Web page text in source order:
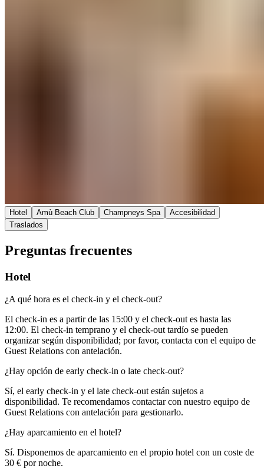
Hotel​​​​‌ ‍ ​‍​‍‌‍ ‌ ​‍‌‍‍‌‌‍‌ ‌‍‍‌‌‍ ‍​‍​‍​ ‍‍​‍​‍‌ ​ ‌‍​‌‌‍ ‍‌‍‍‌‌ ‌​‌ ‍‌​‍ ‍‌‍‍‌‌‍ ​‍​‍​‍ ​​‍​‍‌‍‍​‌ ​‍‌‍‌‌‌‍‌‍​‍​‍​ ‍‍​‍​‍‌‍‍​‌ ‌​‌ ‌​‌ ​​‌ ​ ​ ‍‍​‍ ​‍ ‌‍ ​​‍ ‌‌‍​‌‌‍ ‍‌‍‌​​‍ ‌‌ ​‍​‍ ‌‌‍‍​‌‍ ‌ ‌​‌‍‌‌‌‍ ​‌ ​ ​‍ ‌‌ ​ ‌ ‌​‌ ‌‌‌‍‌​‌‍‍‌‌‍ ​‍ ‍‌ ‌‍‌‍‌‌‌ ​‍‌‍​ ‌‍‌‌‌‍ ​​‍ ‍‌‍​‌‌ ​​‌ ​​​‍ ‌‍‍‌‌‍ ‍‌ ‌​‌‍‌‌‌‍ ‍‌ ‌​​‍ ‌‍‌‌‌‍‌​‌‍‍‌‌ ‌​​‍ ‌‍ ‌‌‍ ‌‍‌​‌‍‌‌​ ‌‌ ​​‌ ​‍‌‍‌‌‌ ​ ‌‍‌‌‌‍ ‍‌ ‌​‌‍​‌‌ ‌​‌‍‍‌‌‍ ‌‍ ‍​ ‍ ‌‍‍‌‌‍‌​​ ‌‌‍​‍‌‍‌‌‌‍​‍‌‍​ ​ ​​‌‍​ ​ ‌ ​ ‍‌​‍ ‌‌‍​‍‌‍​‌​ ‍‌​ ‌ ​‍ ‌​ ‌​​ ‌‌​ ​​​ ​‍​‍ ‌‌‍​‍​ ‌‌​ ‌​​ ‍​​‍ ‌​ ‍‌‌‍‌‌‌‍‌‌​ ​ ‌‍‌​​ ‌‌​ ‌ ​ ‌​‌‍‌‌‌‍​‌‌‍​‍​ ​‌​ ‍ ‌ ‌​‌ ‍‌‌ ​​‌‍‌‌​ ‌‌‍‍​‌‍ ‌ ‌​‌‍‌‌‌‍ ​‌‌​ ‌‍‍‌‌ ‌​‌‍‌‌‌‌​​‌‍​‌‌‍‌ ‌‍‌‌​ ‍ ‌ ​​‌‍​‌‌ ‌​‌‍‍​​ ‌‌ ​​‌‍​‌‌‍‌ ‌‍‌‌‌​​‍‌ ‌‌‌‍‍‌‌‍ ​‌‍‌​‌‍‌‌‌ ​‍​‍‌‌​ ‌‌‌​​‍‌‌ ‌‍‍ ‌‍‌‌‌ ‍‌​‍‌‌​ ​ ‌​‌​​‍‌‌​ ​ ‌​‌​​‍‌‌​ ​‍​ ​‍​ ‍​​ ‍​​ ‌‌​ ‌ ​ ‌‍‌‍​‍​ ‌​​ ‌‍​ ‌‍‌‍‌‍​ ‌‌‌‍‌​​‍‌‌​ ​‍​ ​‍​‍‌‌​ ‌‌‌​‌​​‍ ‍‌‍‌‍‌‍​‌‌ ​‌‌‌​ ‌‍‌‌‌‍​ ‌ ‌​‌‍‍‌‌‍ ‌‍ ‍‌ ​ ​‍‌‌​ ‌‌‌​​‍‌‌ ‌‍‍ ‌‍‌‌‌ ‍‌​‍‌‌​ ​ ‌​‌​​‍‌‌​ ​ ‌​‌​​‍‌‌​ ​‍​ ​‍​ ​‍​ ​​​ ‌​​ ‌​‌‍‌‍‌‍​ ​ ​​‌‍‌‍​ ‍‌​ ‍​‌‍‌‌​ ​‍​‍‌‌​ ​‍​ ​‍​‍‌‌​ ‌‌‌​‌​​‍ ‍‌ ​ ‌‍‌‌‌‍​ ‌ ‌​‌‍‍‌‌‍ ‌‍ ‍‌‌‌​‌‍‍‌‌ ‌​‌‍ ​‌‍‌‌​ ‌‍​‍‌‍​‌‌ ​ ‌‍‌‌‌‌‌‌‌ ​‍‌‍ ​​ ‌‌‍‍​‌ ‌​‌ ‌​‌ ​​‌ ​ ​‍‌‌​ ​ ‌​​‌​‍‌‌​ ​‍‌​‌‍​‍‌‌​ ​‍‌​‌‍‌‍ ​​‍ ‌‌‍​‌‌‍ ‍‌‍‌​​‍ ‌‌ ​‍​‍ ‌‌‍‍​‌‍ ‌ ‌​‌‍‌‌‌‍ ​‌ ​ ​‍ ‌‌ ​ ‌ ‌​‌ ‌‌‌‍‌​‌‍‍‌‌‍ ​‍ ‍‌ ‌‍‌‍‌‌‌ ​‍‌‍​ ‌‍‌‌‌‍ ​​‍ ‍‌‍​‌‌ ​​‌ ​​​‍‌‍‌‍‍‌‌‍‌​​ ‌‌‍​‍‌‍‌‌‌‍​‍‌‍​ ​ ​​‌‍​ ​ ‌ ​ ‍‌​‍ ‌‌‍​‍‌‍​‌​ ‍‌​ ‌ ​‍ ‌​ ‌​​ ‌‌​ ​​​ ​‍​‍ ‌‌‍​‍​ ‌‌​ ‌​​ ‍​​‍ ‌​ ‍‌‌‍‌‌‌‍‌‌​ ​ ‌‍‌​​ ‌‌​ ‌ ​ ‌​‌‍‌‌‌‍​‌‌‍​‍​ ​‌​‍‌‍‌ ‌​‌ ‍‌‌ ​​‌‍‌‌​ ‌‌‍‍​‌‍ ‌ ‌​‌‍‌‌‌‍ ​‌‌​ ‌‍‍‌‌ ‌​‌‍‌‌‌‌​​‌‍​‌‌‍‌ ‌‍‌‌​‍‌‍‌ ​​‌‍​‌‌ ‌​‌‍‍​​ ‌‌ ​​‌‍​‌‌‍‌ ‌‍‌‌‌​​‍‌ ‌‌‌‍‍‌‌‍ ​‌‍‌​‌‍‌‌‌ ​‍​‍‌‌​ ‌‌‌​​‍‌‌ ‌‍‍ ‌‍‌‌‌ ‍‌​‍‌‌​ ​ ‌​‌​​‍‌‌​ ​ ‌​‌​​‍‌‌​ ​‍​ ​‍​ ‍​​ ‍​​ ‌‌​ ‌ ​ ‌‍‌‍​‍​ ‌​​ ‌‍​ ‌‍‌‍‌‍​ ‌‌‌‍‌​​‍‌‌​ ​‍​ ​‍​‍‌‌​ ‌‌‌​‌​​‍ ‍‌‍‌‍‌‍​‌‌ ​‌‌‌​ ‌‍‌‌‌‍​ ‌ ‌​‌‍‍‌‌‍ ‌‍ ‍‌ ​ ​‍‌‌​ ‌‌‌​​‍‌‌ ‌‍‍ ‌‍‌‌‌ ‍‌​‍‌‌​ ​ ‌​‌​​‍‌‌​ ​ ‌​‌​​‍‌‌​ ​‍​ ​‍​ ​‍​ ​​​ ‌​​ ‌​‌‍‌‍‌‍​ ​ ​​‌‍‌‍​ ‍‌​ ‍​‌‍‌‌​ ​‍​‍‌‌​ ​‍​ ​‍​‍‌‌​ ‌‌‌​‌​​‍ ‍‌ ​ ‌‍‌‌‌‍​ ‌ ‌​‌‍‍‌‌‍ ‌‍ ‍‌‌‌​‌‍‍‌‌ ‌​‌‍ ​‌‍‌‌​‍‌‍‌ ​​‌‍‌‌‌ ​‍‌ ​ ‌ ​​‌‍‌‌‌‍​ ‌ ‌​‌‍‍‌‌ ‌‍‌‍‌‌​ ‌‌ ​​‌ ‌‌‌‍​‍‌‍ ​‌‍‍‌‌ ​ ‌‍‍​‌‍‌‌‌‍‌​​‍​‍‌ ‌ Amù Beach Club​​​​‌ ‍ ​‍​‍‌‍ ‌ ​‍‌‍‍‌‌‍‌ ‌‍‍‌‌‍ ‍​‍​‍​ ‍‍​‍​‍‌ ​ ‌‍​‌‌‍ ‍‌‍‍‌‌ ‌​‌ ‍‌​‍ ‍‌‍‍‌‌‍ ​‍​‍​‍ ​​‍​‍‌‍‍​‌ ​‍‌‍‌‌‌‍‌‍​‍​‍​ ‍‍​‍​‍‌‍‍​‌ ‌​‌ ‌​‌ ​​‌ ​ ​ ‍‍​‍ ​‍ ‌‍ ​​‍ ‌‌‍​‌‌‍ ‍‌‍‌​​‍ ‌‌ ​‍​‍ ‌‌‍‍​‌‍ ‌ ‌​‌‍‌‌‌‍ ​‌ ​ ​‍ ‌‌ ​ ‌ ‌​‌ ‌‌‌‍‌​‌‍‍‌‌‍ ​‍ ‍‌ ‌‍‌‍‌‌‌ ​‍‌‍​ ‌‍‌‌‌‍ ​​‍ ‍‌‍​‌‌ ​​‌ ​​​‍ ‌‍‍‌‌‍ ‍‌ ‌​‌‍‌‌‌‍ ‍‌ ‌​​‍ ‌‍‌‌‌‍‌​‌‍‍‌‌ ‌​​‍ ‌‍ ‌‌‍ ‌‍‌​‌‍‌‌​ ‌‌ ​​‌ ​‍‌‍‌‌‌ ​ ‌‍‌‌‌‍ ‍‌ ‌​‌‍​‌‌ ‌​‌‍‍‌‌‍ ‌‍ ‍​ ‍ ‌‍‍‌‌‍‌​​ ‌‌‍​‍‌‍‌‌‌‍​‍‌‍​ ​ ​​‌‍​ ​ ‌ ​ ‍‌​‍ ‌‌‍​‍‌‍​‌​ ‍‌​ ‌ ​‍ ‌​ ‌​​ ‌‌​ ​​​ ​‍​‍ ‌‌‍​‍​ ‌‌​ ‌​​ ‍​​‍ ‌​ ‍‌‌‍‌‌‌‍‌‌​ ​ ‌‍‌​​ ‌‌​ ‌ ​ ‌​‌‍‌‌‌‍​‌‌‍​‍​ ​‌​ ‍ ‌ ‌​‌ ‍‌‌ ​​‌‍‌‌​ ‌‌‍‍​‌‍ ‌ ‌​‌‍‌‌‌‍ ​‌‌​ ‌‍‍‌‌ ‌​‌‍‌‌‌‌​​‌‍​‌‌‍‌ ‌‍‌‌​ ‍ ‌ ​​‌‍​‌‌ ‌​‌‍‍​​ ‌‌ ​​‌‍​‌‌‍‌ ‌‍‌‌‌​​‍‌ ‌‌‌‍‍‌‌‍ ​‌‍‌​‌‍‌‌‌ ​‍​‍‌‌​ ‌‌‌​​‍‌‌ ‌‍‍ ‌‍‌‌‌ ‍‌​‍‌‌​ ​ ‌​‌​​‍‌‌​ ​ ‌​‌​​‍‌‌​ ​‍​ ​‍​ ‍​​ ‍​​ ‌‌​ ‌ ​ ‌‍‌‍​‍​ ‌​​ ‌‍​ ‌‍‌‍‌‍​ ‌‌‌‍‌​​‍‌‌​ ​‍​ ​‍​‍‌‌​ ‌‌‌​‌​​‍ ‍‌‍‌‍‌‍​‌‌ ​‌‌‌​ ‌‍‌‌‌‍​ ‌ ‌​‌‍‍‌‌‍ ‌‍ ‍‌ ​ ​‍‌‌​ ‌‌‌​​‍‌‌ ‌‍‍ ‌‍‌‌‌ ‍‌​‍‌‌​ ​ ‌​‌​​‍‌‌​ ​ ‌​‌​​‍‌‌​ ​‍​ ​‍‌‍​ ​ ‍​‌‍​‍‌‍​‍​ ‌ ‌‍​ ‌‍​‌‌‍​ ​ ​ ‌‍​ ​ ‍‌​ ‌ ​‍‌‌​ ​‍​ ​‍​‍‌‌​ ‌‌‌​‌​​‍ ‍‌ ​ ‌‍‌‌‌‍​ ‌ ‌​‌‍‍‌‌‍ ‌‍ ‍‌‌‌​‌‍‍‌‌ ‌​‌‍ ​‌‍‌‌​ ‌‍​‍‌‍​‌‌ ​ ‌‍‌‌‌‌‌‌‌ ​‍‌‍ ​​ ‌‌‍‍​‌ ‌​‌ ‌​‌ ​​‌ ​ ​‍‌‌​ ​ ‌​​‌​‍‌‌​ ​‍‌​‌‍​‍‌‌​ ​‍‌​‌‍‌‍ ​​‍ ‌‌‍​‌‌‍ ‍‌‍‌​​‍ ‌‌ ​‍​‍ ‌‌‍‍​‌‍ ‌ ‌​‌‍‌‌‌‍ ​‌ ​ ​‍ ‌‌ ​ ‌ ‌​‌ ‌‌‌‍‌​‌‍‍‌‌‍ ​‍ ‍‌ ‌‍‌‍‌‌‌ ​‍‌‍​ ‌‍‌‌‌‍ ​​‍ ‍‌‍​‌‌ ​​‌ ​​​‍‌‍‌‍‍‌‌‍‌​​ ‌‌‍​‍‌‍‌‌‌‍​‍‌‍​ ​ ​​‌‍​ ​ ‌ ​ ‍‌​‍ ‌‌‍​‍‌‍​‌​ ‍‌​ ‌ ​‍ ‌​ ‌​​ ‌‌​ ​​​ ​‍​‍ ‌‌‍​‍​ ‌‌​ ‌​​ ‍​​‍ ‌​ ‍‌‌‍‌‌‌‍‌‌​ ​ ‌‍‌​​ ‌‌​ ‌ ​ ‌​‌‍‌‌‌‍​‌‌‍​‍​ ​‌​‍‌‍‌ ‌​‌ ‍‌‌ ​​‌‍‌‌​ ‌‌‍‍​‌‍ ‌ ‌​‌‍‌‌‌‍ ​‌‌​ ‌‍‍‌‌ ‌​‌‍‌‌‌‌​​‌‍​‌‌‍‌ ‌‍‌‌​‍‌‍‌ ​​‌‍​‌‌ ‌​‌‍‍​​ ‌‌ ​​‌‍​‌‌‍‌ ‌‍‌‌‌​​‍‌ ‌‌‌‍‍‌‌‍ ​‌‍‌​‌‍‌‌‌ ​‍​‍‌‌​ ‌‌‌​​‍‌‌ ‌‍‍ ‌‍‌‌‌ ‍‌​‍‌‌​ ​ ‌​‌​​‍‌‌​ ​ ‌​‌​​‍‌‌​ ​‍​ ​‍​ ‍​​ ‍​​ ‌‌​ ‌ ​ ‌‍‌‍​‍​ ‌​​ ‌‍​ ‌‍‌‍‌‍​ ‌‌‌‍‌​​‍‌‌​ ​‍​ ​‍​‍‌‌​ ‌‌‌​‌​​‍ ‍‌‍‌‍‌‍​‌‌ ​‌‌‌​ ‌‍‌‌‌‍​ ‌ ‌​‌‍‍‌‌‍ ‌‍ ‍‌ ​ ​‍‌‌​ ‌‌‌​​‍‌‌ ‌‍‍ ‌‍‌‌‌ ‍‌​‍‌‌​ ​ ‌​‌​​‍‌‌​ ​ ‌​‌​​‍‌‌​ ​‍​ ​‍‌‍​ ​ ‍​‌‍​‍‌‍​‍​ ‌ ‌‍​ ‌‍​‌‌‍​ ​ ​ ‌‍​ ​ ‍‌​ ‌ ​‍‌‌​ ​‍​ ​‍​‍‌‌​ ‌‌‌​‌​​‍ ‍‌ ​ ‌‍‌‌‌‍​ ‌ ‌​‌‍‍‌‌‍ ‌‍ ‍‌‌‌​‌‍‍‌‌ ‌​‌‍ ​‌‍‌‌​‍‌‍‌ ​​‌‍‌‌‌ ​‍‌ ​ ‌ ​​‌‍‌‌‌‍​ ‌ ‌​‌‍‍‌‌ ‌‍‌‍‌‌​ ‌‌ ​​‌ ‌‌‌‍​‍‌‍ ​‌‍‍‌‌ ​ ‌‍‍​‌‍‌‌‌‍‌​​‍​‍‌ ‌ Champneys Spa​​​​‌ ‍ ​‍​‍‌‍ ‌ ​‍‌‍‍‌‌‍‌ ‌‍‍‌‌‍ ‍​‍​‍​ ‍‍​‍​‍‌ ​ ‌‍​‌‌‍ ‍‌‍‍‌‌ ‌​‌ ‍‌​‍ ‍‌‍‍‌‌‍ ​‍​‍​‍ ​​‍​‍‌‍‍​‌ ​‍‌‍‌‌‌‍‌‍​‍​‍​ ‍‍​‍​‍‌‍‍​‌ ‌​‌ ‌​‌ ​​‌ ​ ​ ‍‍​‍ ​‍ ‌‍ ​​‍ ‌‌‍​‌‌‍ ‍‌‍‌​​‍ ‌‌ ​‍​‍ ‌‌‍‍​‌‍ ‌ ‌​‌‍‌‌‌‍ ​‌ ​ ​‍ ‌‌ ​ ‌ ‌​‌ ‌‌‌‍‌​‌‍‍‌‌‍ ​‍ ‍‌ ‌‍‌‍‌‌‌ ​‍‌‍​ ‌‍‌‌‌‍ ​​‍ ‍‌‍​‌‌ ​​‌ ​​​‍ ‌‍‍‌‌‍ ‍‌ ‌​‌‍‌‌‌‍ ‍‌ ‌​​‍ ‌‍‌‌‌‍‌​‌‍‍‌‌ ‌​​‍ ‌‍ ‌‌‍ ‌‍‌​‌‍‌‌​ ‌‌ ​​‌ ​‍‌‍‌‌‌ ​ ‌‍‌‌‌‍ ‍‌ ‌​‌‍​‌‌ ‌​‌‍‍‌‌‍ ‌‍ ‍​ ‍ ‌‍‍‌‌‍‌​​ ‌‌‍​‍‌‍‌‌‌‍​‍‌‍​ ​ ​​‌‍​ ​ ‌ ​ ‍‌​‍ ‌‌‍​‍‌‍​‌​ ‍‌​ ‌ ​‍ ‌​ ‌​​ ‌‌​ ​​​ ​‍​‍ ‌‌‍​‍​ ‌‌​ ‌​​ ‍​​‍ ‌​ ‍‌‌‍‌‌‌‍‌‌​ ​ ‌‍‌​​ ‌‌​ ‌ ​ ‌​‌‍‌‌‌‍​‌‌‍​‍​ ​‌​ ‍ ‌ ‌​‌ ‍‌‌ ​​‌‍‌‌​ ‌‌‍‍​‌‍ ‌ ‌​‌‍‌‌‌‍ ​‌‌​ ‌‍‍‌‌ ‌​‌‍‌‌‌‌​​‌‍​‌‌‍‌ ‌‍‌‌​ ‍ ‌ ​​‌‍​‌‌ ‌​‌‍‍​​ ‌‌ ​​‌‍​‌‌‍‌ ‌‍‌‌‌​​‍‌ ‌‌‌‍‍‌‌‍ ​‌‍‌​‌‍‌‌‌ ​‍​‍‌‌​ ‌‌‌​​‍‌‌ ‌‍‍ ‌‍‌‌‌ ‍‌​‍‌‌​ ​ ‌​‌​​‍‌‌​ ​ ‌​‌​​‍‌‌​ ​‍​ ​‍​ ‍​​ ‍​​ ‌‌​ ‌ ​ ‌‍‌‍​‍​ ‌​​ ‌‍​ ‌‍‌‍‌‍​ ‌‌‌‍‌​​‍‌‌​ ​‍​ ​‍​‍‌‌​ ‌‌‌​‌​​‍ ‍‌‍‌‍‌‍​‌‌ ​‌‌‌​ ‌‍‌‌‌‍​ ‌ ‌​‌‍‍‌‌‍ ‌‍ ‍‌ ​ ​‍‌‌​ ‌‌‌​​‍‌‌ ‌‍‍ ‌‍‌‌‌ ‍‌​‍‌‌​ ​ ‌​‌​​‍‌‌​ ​ ‌​‌​​‍‌‌​ ​‍​ ​‍‌‍‌‌​ ​ ​ ‍‌​ ‍​‌‍​ ​ ‌ ​ ‌‍‌‍‌​​ ​ ‌‍​ ‌‍​ ​ ​‍​‍‌‌​ ​‍​ ​‍​‍‌‌​ ‌‌‌​‌​​‍ ‍‌ ​ ‌‍‌‌‌‍​ ‌ ‌​‌‍‍‌‌‍ ‌‍ ‍‌‌‌​‌‍‍‌‌ ‌​‌‍ ​‌‍‌‌​ ‌‍​‍‌‍​‌‌ ​ ‌‍‌‌‌‌‌‌‌ ​‍‌‍ ​​ ‌‌‍‍​‌ ‌​‌ ‌​‌ ​​‌ ​ ​‍‌‌​ ​ ‌​​‌​‍‌‌​ ​‍‌​‌‍​‍‌‌​ ​‍‌​‌‍‌‍ ​​‍ ‌‌‍​‌‌‍ ‍‌‍‌​​‍ ‌‌ ​‍​‍ ‌‌‍‍​‌‍ ‌ ‌​‌‍‌‌‌‍ ​‌ ​ ​‍ ‌‌ ​ ‌ ‌​‌ ‌‌‌‍‌​‌‍‍‌‌‍ ​‍ ‍‌ ‌‍‌‍‌‌‌ ​‍‌‍​ ‌‍‌‌‌‍ ​​‍ ‍‌‍​‌‌ ​​‌ ​​​‍‌‍‌‍‍‌‌‍‌​​ ‌‌‍​‍‌‍‌‌‌‍​‍‌‍​ ​ ​​‌‍​ ​ ‌ ​ ‍‌​‍ ‌‌‍​‍‌‍​‌​ ‍‌​ ‌ ​‍ ‌​ ‌​​ ‌‌​ ​​​ ​‍​‍ ‌‌‍​‍​ ‌‌​ ‌​​ ‍​​‍ ‌​ ‍‌‌‍‌‌‌‍‌‌​ ​ ‌‍‌​​ ‌‌​ ‌ ​ ‌​‌‍‌‌‌‍​‌‌‍​‍​ ​‌​‍‌‍‌ ‌​‌ ‍‌‌ ​​‌‍‌‌​ ‌‌‍‍​‌‍ ‌ ‌​‌‍‌‌‌‍ ​‌‌​ ‌‍‍‌‌ ‌​‌‍‌‌‌‌​​‌‍​‌‌‍‌ ‌‍‌‌​‍‌‍‌ ​​‌‍​‌‌ ‌​‌‍‍​​ ‌‌ ​​‌‍​‌‌‍‌ ‌‍‌‌‌​​‍‌ ‌‌‌‍‍‌‌‍ ​‌‍‌​‌‍‌‌‌ ​‍​‍‌‌​ ‌‌‌​​‍‌‌ ‌‍‍ ‌‍‌‌‌ ‍‌​‍‌‌​ ​ ‌​‌​​‍‌‌​ ​ ‌​‌​​‍‌‌​ ​‍​ ​‍​ ‍​​ ‍​​ ‌‌​ ‌ ​ ‌‍‌‍​‍​ ‌​​ ‌‍​ ‌‍‌‍‌‍​ ‌‌‌‍‌​​‍‌‌​ ​‍​ ​‍​‍‌‌​ ‌‌‌​‌​​‍ ‍‌‍‌‍‌‍​‌‌ ​‌‌‌​ ‌‍‌‌‌‍​ ‌ ‌​‌‍‍‌‌‍ ‌‍ ‍‌ ​ ​‍‌‌​ ‌‌‌​​‍‌‌ ‌‍‍ ‌‍‌‌‌ ‍‌​‍‌‌​ ​ ‌​‌​​‍‌‌​ ​ ‌​‌​​‍‌‌​ ​‍​ ​‍‌‍‌‌​ ​ ​ ‍‌​ ‍​‌‍​ ​ ‌ ​ ‌‍‌‍‌​​ ​ ‌‍​ ‌‍​ ​ ​‍​‍‌‌​ ​‍​ ​‍​‍‌‌​ ‌‌‌​‌​​‍ ‍‌ ​ ‌‍‌‌‌‍​ ‌ ‌​‌‍‍‌‌‍ ‌‍ ‍‌‌‌​‌‍‍‌‌ ‌​‌‍ ​‌‍‌‌​‍‌‍‌ ​​‌‍‌‌‌ ​‍‌ ​ ‌ ​​‌‍‌‌‌‍​ ‌ ‌​‌‍‍‌‌ ‌‍‌‍‌‌​ ‌‌ ​​‌ ‌‌‌‍​‍‌‍ ​‌‍‍‌‌ ​ ‌‍‍​‌‍‌‌‌‍‌​​‍​‍‌ ‌
Accesibilidad​​​​‌ ‍ ​‍​‍‌‍ ‌ ​‍‌‍‍‌‌‍‌ ‌‍‍‌‌‍ ‍​‍​‍​ ‍‍​‍​‍‌ ​ ‌‍​‌‌‍ ‍‌‍‍‌‌ ‌​‌ ‍‌​‍ ‍‌‍‍‌‌‍ ​‍​‍​‍ ​​‍​‍‌‍‍​‌ ​‍‌‍‌‌‌‍‌‍​‍​‍​ ‍‍​‍​‍‌‍‍​‌ ‌​‌ ‌​‌ ​​‌ ​ ​ ‍‍​‍ ​‍ ‌‍ ​​‍ ‌‌‍​‌‌‍ ‍‌‍‌​​‍ ‌‌ ​‍​‍ ‌‌‍‍​‌‍ ‌ ‌​‌‍‌‌‌‍ ​‌ ​ ​‍ ‌‌ ​ ‌ ‌​‌ ‌‌‌‍‌​‌‍‍‌‌‍ ​‍ ‍‌ ‌‍‌‍‌‌‌ ​‍‌‍​ ‌‍‌‌‌‍ ​​‍ ‍‌‍​‌‌ ​​‌ ​​​‍ ‌‍‍‌‌‍ ‍‌ ‌​‌‍‌‌‌‍ ‍‌ ‌​​‍ ‌‍‌‌‌‍‌​‌‍‍‌‌ ‌​​‍ ‌‍ ‌‌‍ ‌‍‌​‌‍‌‌​ ‌‌ ​​‌ ​‍‌‍‌‌‌ ​ ‌‍‌‌‌‍ ‍‌ ‌​‌‍​‌‌ ‌​‌‍‍‌‌‍ ‌‍ ‍​ ‍ ‌‍‍‌‌‍‌​​ ‌‌‍​‍‌‍‌‌‌‍​‍‌‍​ ​ ​​‌‍​ ​ ‌ ​ ‍‌​‍ ‌‌‍​‍‌‍​‌​ ‍‌​ ‌ ​‍ ‌​ ‌​​ ‌‌​ ​​​ ​‍​‍ ‌‌‍​‍​ ‌‌​ ‌​​ ‍​​‍ ‌​ ‍‌‌‍‌‌‌‍‌‌​ ​ ‌‍‌​​ ‌‌​ ‌ ​ ‌​‌‍‌‌‌‍​‌‌‍​‍​ ​‌​ ‍ ‌ ‌​‌ ‍‌‌ ​​‌‍‌‌​ ‌‌‍‍​‌‍ ‌ ‌​‌‍‌‌‌‍ ​‌‌​ ‌‍‍‌‌ ‌​‌‍‌‌‌‌​​‌‍​‌‌‍‌ ‌‍‌‌​ ‍ ‌ ​​‌‍​‌‌ ‌​‌‍‍​​ ‌‌ ​​‌‍​‌‌‍‌ ‌‍‌‌‌​​‍‌ ‌‌‌‍‍‌‌‍ ​‌‍‌​‌‍‌‌‌ ​‍​‍‌‌​ ‌‌‌​​‍‌‌ ‌‍‍ ‌‍‌‌‌ ‍‌​‍‌‌​ ​ ‌​‌​​‍‌‌​ ​ ‌​‌​​‍‌‌​ ​‍​ ​‍​ ‍​​ ‍​​ ‌‌​ ‌ ​ ‌‍‌‍​‍​ ‌​​ ‌‍​ ‌‍‌‍‌‍​ ‌‌‌‍‌​​‍‌‌​ ​‍​ ​‍​‍‌‌​ ‌‌‌​‌​​‍ ‍‌‍‌‍‌‍​‌‌ ​‌‌‌​ ‌‍‌‌‌‍​ ‌ ‌​‌‍‍‌‌‍ ‌‍ ‍‌ ​ ​‍‌‌​ ‌‌‌​​‍‌‌ ‌‍‍ ‌‍‌‌‌ ‍‌​‍‌‌​ ​ ‌​‌​​‍‌‌​ ​ ‌​‌​​‍‌‌​ ​‍​ ​‍​ ‍‌​ ‌ ​ ‍​‌‍‌‌​ ‌‌​ ‌‍​ ​ ‌‍‌​​ ‌​‌‍‌‍​ ​ ‌‍​ ​‍‌‌​ ​‍​ ​‍​‍‌‌​ ‌‌‌​‌​​‍ ‍‌ ​ ‌‍‌‌‌‍​ ‌ ‌​‌‍‍‌‌‍ ‌‍ ‍‌‌‌​‌‍‍‌‌ ‌​‌‍ ​‌‍‌‌​ ‌‍​‍‌‍​‌‌ ​ ‌‍‌‌‌‌‌‌‌ ​‍‌‍ ​​ ‌‌‍‍​‌ ‌​‌ ‌​‌ ​​‌ ​ ​‍‌‌​ ​ ‌​​‌​‍‌‌​ ​‍‌​‌‍​‍‌‌​ ​‍‌​‌‍‌‍ ​​‍ ‌‌‍​‌‌‍ ‍‌‍‌​​‍ ‌‌ ​‍​‍ ‌‌‍‍​‌‍ ‌ ‌​‌‍‌‌‌‍ ​‌ ​ ​‍ ‌‌ ​ ‌ ‌​‌ ‌‌‌‍‌​‌‍‍‌‌‍ ​‍ ‍‌ ‌‍‌‍‌‌‌ ​‍‌‍​ ‌‍‌‌‌‍ ​​‍ ‍‌‍​‌‌ ​​‌ ​​​‍‌‍‌‍‍‌‌‍‌​​ ‌‌‍​‍‌‍‌‌‌‍​‍‌‍​ ​ ​​‌‍​ ​ ‌ ​ ‍‌​‍ ‌‌‍​‍‌‍​‌​ ‍‌​ ‌ ​‍ ‌​ ‌​​ ‌‌​ ​​​ ​‍​‍ ‌‌‍​‍​ ‌‌​ ‌​​ ‍​​‍ ‌​ ‍‌‌‍‌‌‌‍‌‌​ ​ ‌‍‌​​ ‌‌​ ‌ ​ ‌​‌‍‌‌‌‍​‌‌‍​‍​ ​‌​‍‌‍‌ ‌​‌ ‍‌‌ ​​‌‍‌‌​ ‌‌‍‍​‌‍ ‌ ‌​‌‍‌‌‌‍ ​‌‌​ ‌‍‍‌‌ ‌​‌‍‌‌‌‌​​‌‍​‌‌‍‌ ‌‍‌‌​‍‌‍‌ ​​‌‍​‌‌ ‌​‌‍‍​​ ‌‌ ​​‌‍​‌‌‍‌ ‌‍‌‌‌​​‍‌ ‌‌‌‍‍‌‌‍ ​‌‍‌​‌‍‌‌‌ ​‍​‍‌‌​ ‌‌‌​​‍‌‌ ‌‍‍ ‌‍‌‌‌ ‍‌​‍‌‌​ ​ ‌​‌​​‍‌‌​ ​ ‌​‌​​‍‌‌​ ​‍​ ​‍​ ‍​​ ‍​​ ‌‌​ ‌ ​ ‌‍‌‍​‍​ ‌​​ ‌‍​ ‌‍‌‍‌‍​ ‌‌‌‍‌​​‍‌‌​ ​‍​ ​‍​‍‌‌​ ‌‌‌​‌​​‍ ‍‌‍‌‍‌‍​‌‌ ​‌‌‌​ ‌‍‌‌‌‍​ ‌ ‌​‌‍‍‌‌‍ ‌‍ ‍‌ ​ ​‍‌‌​ ‌‌‌​​‍‌‌ ‌‍‍ ‌‍‌‌‌ ‍‌​‍‌‌​ ​ ‌​‌​​‍‌‌​ ​ ‌​‌​​‍‌‌​ ​‍​ ​‍​ ‍‌​ ‌ ​ ‍​‌‍‌‌​ ‌‌​ ‌‍​ ​ ‌‍‌​​ ‌​‌‍‌‍​ ​ ‌‍​ ​‍‌‌​ ​‍​ ​‍​‍‌‌​ ‌‌‌​‌​​‍ ‍‌ ​ ‌‍‌‌‌‍​ ‌ ‌​‌‍‍‌‌‍ ‌‍ ‍‌‌‌​‌‍‍‌‌ ‌​‌‍ ​‌‍‌‌​‍‌‍‌ ​​‌‍‌‌‌ ​‍‌ ​ ‌ ​​‌‍‌‌‌‍​ ‌ ‌​‌‍‍‌‌ ‌‍‌‍‌‌​ ‌‌ ​​‌ ‌‌‌‍​‍‌‍ ​‌‍‍‌‌ ​ ‌‍‍​‌‍‌‌‌‍‌​​‍​‍‌ ‌
Traslados​​​​‌ ‍ ​‍​‍‌‍ ‌ ​‍‌‍‍‌‌‍‌ ‌‍‍‌‌‍ ‍​‍​‍​ ‍‍​‍​‍‌ ​ ‌‍​‌‌‍ ‍‌‍‍‌‌ ‌​‌ ‍‌​‍ ‍‌‍‍‌‌‍ ​‍​‍​‍ ​​‍​‍‌‍‍​‌ ​‍‌‍‌‌‌‍‌‍​‍​‍​ ‍‍​‍​‍‌‍‍​‌ ‌​‌ ‌​‌ ​​‌ ​ ​ ‍‍​‍ ​‍ ‌‍ ​​‍ ‌‌‍​‌‌‍ ‍‌‍‌​​‍ ‌‌ ​‍​‍ ‌‌‍‍​‌‍ ‌ ‌​‌‍‌‌‌‍ ​‌ ​ ​‍ ‌‌ ​ ‌ ‌​‌ ‌‌‌‍‌​‌‍‍‌‌‍ ​‍ ‍‌ ‌‍‌‍‌‌‌ ​‍‌‍​ ‌‍‌‌‌‍ ​​‍ ‍‌‍​‌‌ ​​‌ ​​​‍ ‌‍‍‌‌‍ ‍‌ ‌​‌‍‌‌‌‍ ‍‌ ‌​​‍ ‌‍‌‌‌‍‌​‌‍‍‌‌ ‌​​‍ ‌‍ ‌‌‍ ‌‍‌​‌‍‌‌​ ‌‌ ​​‌ ​‍‌‍‌‌‌ ​ ‌‍‌‌‌‍ ‍‌ ‌​‌‍​‌‌ ‌​‌‍‍‌‌‍ ‌‍ ‍​ ‍ ‌‍‍‌‌‍‌​​ ‌‌‍​‍‌‍‌‌‌‍​‍‌‍​ ​ ​​‌‍​ ​ ‌ ​ ‍‌​‍ ‌‌‍​‍‌‍​‌​ ‍‌​ ‌ ​‍ ‌​ ‌​​ ‌‌​ ​​​ ​‍​‍ ‌‌‍​‍​ ‌‌​ ‌​​ ‍​​‍ ‌​ ‍‌‌‍‌‌‌‍‌‌​ ​ ‌‍‌​​ ‌‌​ ‌ ​ ‌​‌‍‌‌‌‍​‌‌‍​‍​ ​‌​ ‍ ‌ ‌​‌ ‍‌‌ ​​‌‍‌‌​ ‌‌‍‍​‌‍ ‌ ‌​‌‍‌‌‌‍ ​‌‌​ ‌‍‍‌‌ ‌​‌‍‌‌‌‌​​‌‍​‌‌‍‌ ‌‍‌‌​ ‍ ‌ ​​‌‍​‌‌ ‌​‌‍‍​​ ‌‌ ​​‌‍​‌‌‍‌ ‌‍‌‌‌​​‍‌ ‌‌‌‍‍‌‌‍ ​‌‍‌​‌‍‌‌‌ ​‍​‍‌‌​ ‌‌‌​​‍‌‌ ‌‍‍ ‌‍‌‌‌ ‍‌​‍‌‌​ ​ ‌​‌​​‍‌‌​ ​ ‌​‌​​‍‌‌​ ​‍​ ​‍​ ‍​​ ‍​​ ‌‌​ ‌ ​ ‌‍‌‍​‍​ ‌​​ ‌‍​ ‌‍‌‍‌‍​ ‌‌‌‍‌​​‍‌‌​ ​‍​ ​‍​‍‌‌​ ‌‌‌​‌​​‍ ‍‌‍‌‍‌‍​‌‌ ​‌‌‌​ ‌‍‌‌‌‍​ ‌ ‌​‌‍‍‌‌‍ ‌‍ ‍‌ ​ ​‍‌‌​ ‌‌‌​​‍‌‌ ‌‍‍ ‌‍‌‌‌ ‍‌​‍‌‌​ ​ ‌​‌​​‍‌‌​ ​ ‌​‌​​‍‌‌​ ​‍​ ​‍‌‍‌​‌‍‌‍​ ​​​ ​​​ ​‌​ ‌‌‌‍‌‍​ ‌‌​ ‌‍‌‍‌‍​ ‌ ​ ‌ ​‍‌‌​ ​‍​ ​‍​‍‌‌​ ‌‌‌​‌​​‍ ‍‌ ​ ‌‍‌‌‌‍​ ‌ ‌​‌‍‍‌‌‍ ‌‍ ‍‌‌‌​‌‍‍‌‌ ‌​‌‍ ​‌‍‌‌​ ‌‍​‍‌‍​‌‌ ​ ‌‍‌‌‌‌‌‌‌ ​‍‌‍ ​​ ‌‌‍‍​‌ ‌​‌ ‌​‌ ​​‌ ​ ​‍‌‌​ ​ ‌​​‌​‍‌‌​ ​‍‌​‌‍​‍‌‌​ ​‍‌​‌‍‌‍ ​​‍ ‌‌‍​‌‌‍ ‍‌‍‌​​‍ ‌‌ ​‍​‍ ‌‌‍‍​‌‍ ‌ ‌​‌‍‌‌‌‍ ​‌ ​ ​‍ ‌‌ ​ ‌ ‌​‌ ‌‌‌‍‌​‌‍‍‌‌‍ ​‍ ‍‌ ‌‍‌‍‌‌‌ ​‍‌‍​ ‌‍‌‌‌‍ ​​‍ ‍‌‍​‌‌ ​​‌ ​​​‍‌‍‌‍‍‌‌‍‌​​ ‌‌‍​‍‌‍‌‌‌‍​‍‌‍​ ​ ​​‌‍​ ​ ‌ ​ ‍‌​‍ ‌‌‍​‍‌‍​‌​ ‍‌​ ‌ ​‍ ‌​ ‌​​ ‌‌​ ​​​ ​‍​‍ ‌‌‍​‍​ ‌‌​ ‌​​ ‍​​‍ ‌​ ‍‌‌‍‌‌‌‍‌‌​ ​ ‌‍‌​​ ‌‌​ ‌ ​ ‌​‌‍‌‌‌‍​‌‌‍​‍​ ​‌​‍‌‍‌ ‌​‌ ‍‌‌ ​​‌‍‌‌​ ‌‌‍‍​‌‍ ‌ ‌​‌‍‌‌‌‍ ​‌‌​ ‌‍‍‌‌ ‌​‌‍‌‌‌‌​​‌‍​‌‌‍‌ ‌‍‌‌​‍‌‍‌ ​​‌‍​‌‌ ‌​‌‍‍​​ ‌‌ ​​‌‍​‌‌‍‌ ‌‍‌‌‌​​‍‌ ‌‌‌‍‍‌‌‍ ​‌‍‌​‌‍‌‌‌ ​‍​‍‌‌​ ‌‌‌​​‍‌‌ ‌‍‍ ‌‍‌‌‌ ‍‌​‍‌‌​ ​ ‌​‌​​‍‌‌​ ​ ‌​‌​​‍‌‌​ ​‍​ ​‍​ ‍​​ ‍​​ ‌‌​ ‌ ​ ‌‍‌‍​‍​ ‌​​ ‌‍​ ‌‍‌‍‌‍​ ‌‌‌‍‌​​‍‌‌​ ​‍​ ​‍​‍‌‌​ ‌‌‌​‌​​‍ ‍‌‍‌‍‌‍​‌‌ ​‌‌‌​ ‌‍‌‌‌‍​ ‌ ‌​‌‍‍‌‌‍ ‌‍ ‍‌ ​ ​‍‌‌​ ‌‌‌​​‍‌‌ ‌‍‍ ‌‍‌‌‌ ‍‌​‍‌‌​ ​ ‌​‌​​‍‌‌​ ​ ‌​‌​​‍‌‌​ ​‍​ ​‍‌‍‌​‌‍‌‍​ ​​​ ​​​ ​‌​ ‌‌‌‍‌‍​ ‌‌​ ‌‍‌‍‌‍​ ‌ ​ ‌ ​‍‌‌​ ​‍​ ​‍​‍‌‌​ ‌‌‌​‌​​‍ ‍‌ ​ ‌‍‌‌‌‍​ ‌ ‌​‌‍‍‌‌‍ ‌‍ ‍‌‌‌​‌‍‍‌‌ ‌​‌‍ ​‌‍‌‌​‍‌‍‌ ​​‌‍‌‌‌ ​‍‌ ​ ‌ ​​‌‍‌‌‌‍​ ‌ ‌​‌‍‍‌‌ ‌‍‌‍‌‌​ ‌‌ ​​‌ ‌‌‌‍​‍‌‍ ​‌‍‍‌‌ ​ ‌‍‍​‌‍‌‌‌‍‌​​‍​‍‌ ‌
Preguntas frecuentes​​​​‌ ‍ ​‍​‍‌‍ ‌ ​‍‌‍‍‌‌‍‌ ‌‍‍‌‌‍ ‍​‍​‍​ ‍‍​‍​‍‌ ​ ‌‍​‌‌‍ ‍‌‍‍‌‌ ‌​‌ ‍‌​‍ ‍‌‍‍‌‌‍ ​‍​‍​‍ ​​‍​‍‌‍‍​‌ ​‍‌‍‌‌‌‍‌‍​‍​‍​ ‍‍​‍​‍‌‍‍​‌ ‌​‌ ‌​‌ ​​‌ ​ ​ ‍‍​‍ ​‍ ‌‍ ​​‍ ‌‌‍​‌‌‍ ‍‌‍‌​​‍ ‌‌ ​‍​‍ ‌‌‍‍​‌‍ ‌ ‌​‌‍‌‌‌‍ ​‌ ​ ​‍ ‌‌ ​ ‌ ‌​‌ ‌‌‌‍‌​‌‍‍‌‌‍ ​‍ ‍‌ ‌‍‌‍‌‌‌ ​‍‌‍​ ‌‍‌‌‌‍ ​​‍ ‍‌‍​‌‌ ​​‌ ​​​‍ ‌‍‍‌‌‍ ‍‌ ‌​‌‍‌‌‌‍ ‍‌ ‌​​‍ ‌‍‌‌‌‍‌​‌‍‍‌‌ ‌​​‍ ‌‍ ‌‌‍ ‌‍‌​‌‍‌‌​ ‌‌ ​​‌ ​‍‌‍‌‌‌ ​ ‌‍‌‌‌‍ ‍‌ ‌​‌‍​‌‌ ‌​‌‍‍‌‌‍ ‌‍ ‍​ ‍ ‌‍‍‌‌‍‌​​ ‌‌‍​‍‌‍‌‌‌‍​‍‌‍​ ​ ​​‌‍​ ​ ‌ ​ ‍‌​‍ ‌‌‍​‍‌‍​‌​ ‍‌​ ‌ ​‍ ‌​ ‌​​ ‌‌​ ​​​ ​‍​‍ ‌‌‍​‍​ ‌‌​ ‌​​ ‍​​‍ ‌​ ‍‌‌‍‌‌‌‍‌‌​ ​ ‌‍‌​​ ‌‌​ ‌ ​ ‌​‌‍‌‌‌‍​‌‌‍​‍​ ​‌​ ‍ ‌ ‌​‌ ‍‌‌ ​​‌‍‌‌​ ‌‌‍‍​‌‍ ‌ ‌​‌‍‌‌‌‍ ​‌‌​ ‌‍‍‌‌ ‌​‌‍‌‌‌‌​​‌‍​‌‌‍‌ ‌‍‌‌​ ‍ ‌ ​​‌‍​‌‌ ‌​‌‍‍​​ ‌‌ ​​‌‍​‌‌‍‌ ‌‍‌‌‌​​‍‌ ‌‌‌‍‍‌‌‍ ​‌‍‌​‌‍‌‌‌ ​‍​‍‌‌​ ‌‌‌​​‍‌‌ ‌‍‍ ‌‍‌‌‌ ‍‌​‍‌‌​ ​ ‌​‌​​‍‌‌​ ​ ‌​‌​​‍‌‌​ ​‍​ ​‍​ ‍​​ ‍​​ ‌‌​ ‌ ​ ‌‍‌‍​‍​ ‌​​ ‌‍​ ‌‍‌‍‌‍​ ‌‌‌‍‌​​‍‌‌​ ​‍​ ​‍​‍‌‌​ ‌‌‌​‌​​‍ ‍‌‍‍​‌‍‌‌‌‍​‌‌‍‌​‌‍‍‌‌‍ ‍‌‍‌ ​ ‌‍​‍‌‍​‌‌ ​ ‌‍‌‌‌‌‌‌‌ ​‍‌‍ ​​ ‌‌‍‍​‌ ‌​‌ ‌​‌ ​​‌ ​ ​‍‌‌​ ​ ‌​​‌​‍‌‌​ ​‍‌​‌‍​‍‌‌​ ​‍‌​‌‍‌‍ ​​‍ ‌‌‍​‌‌‍ ‍‌‍‌​​‍ ‌‌ ​‍​‍ ‌‌‍‍​‌‍ ‌ ‌​‌‍‌‌‌‍ ​‌ ​ ​‍ ‌‌ ​ ‌ ‌​‌ ‌‌‌‍‌​‌‍‍‌‌‍ ​‍ ‍‌ ‌‍‌‍‌‌‌ ​‍‌‍​ ‌‍‌‌‌‍ ​​‍ ‍‌‍​‌‌ ​​‌ ​​​‍‌‍‌‍‍‌‌‍‌​​ ‌‌‍​‍‌‍‌‌‌‍​‍‌‍​ ​ ​​‌‍​ ​ ‌ ​ ‍‌​‍ ‌‌‍​‍‌‍​‌​ ‍‌​ ‌ ​‍ ‌​ ‌​​ ‌‌​ ​​​ ​‍​‍ ‌‌‍​‍​ ‌‌​ ‌​​ ‍​​‍ ‌​ ‍‌‌‍‌‌‌‍‌‌​ ​ ‌‍‌​​ ‌‌​ ‌ ​ ‌​‌‍‌‌‌‍​‌‌‍​‍​ ​‌​‍‌‍‌ ‌​‌ ‍‌‌ ​​‌‍‌‌​ ‌‌‍‍​‌‍ ‌ ‌​‌‍‌‌‌‍ ​‌‌​ ‌‍‍‌‌ ‌​‌‍‌‌‌‌​​‌‍​‌‌‍‌ ‌‍‌‌​‍‌‍‌ ​​‌‍​‌‌ ‌​‌‍‍​​ ‌‌ ​​‌‍​‌‌‍‌ ‌‍‌‌‌​​‍‌ ‌‌‌‍‍‌‌‍ ​‌‍‌​‌‍‌‌‌ ​‍​‍‌‌​ ‌‌‌​​‍‌‌ ‌‍‍ ‌‍‌‌‌ ‍‌​‍‌‌​ ​ ‌​‌​​‍‌‌​ ​ ‌​‌​​‍‌‌​ ​‍​ ​‍​ ‍​​ ‍​​ ‌‌​ ‌ ​ ‌‍‌‍​‍​ ‌​​ ‌‍​ ‌‍‌‍‌‍​ ‌‌‌‍‌​​‍‌‌​ ​‍​ ​‍​‍‌‌​ ‌‌‌​‌​​‍ ‍‌‍‍​‌‍‌‌‌‍​‌‌‍‌​‌‍‍‌‌‍ ‍‌‍‌ ​‍‌‍‌ ​​‌‍‌‌‌ ​‍‌ ​ ‌ ​​‌‍‌‌‌‍​ ‌ ‌​‌‍‍‌‌ ‌‍‌‍‌‌​ ‌‌ ​​‌ ‌‌‌‍​‍‌‍ ​‌‍‍‌‌ ​ ‌‍‍​‌‍‌‌‌‍‌​​‍​‍‌ ‌
Hotel​​​​‌ ‍ ​‍​‍‌‍ ‌ ​‍‌‍‍‌‌‍‌ ‌‍‍‌‌‍ ‍​‍​‍​ ‍‍​‍​‍‌ ​ ‌‍​‌‌‍ ‍‌‍‍‌‌ ‌​‌ ‍‌​‍ ‍‌‍‍‌‌‍ ​‍​‍​‍ ​​‍​‍‌‍‍​‌ ​‍‌‍‌‌‌‍‌‍​‍​‍​ ‍‍​‍​‍‌‍‍​‌ ‌​‌ ‌​‌ ​​‌ ​ ​ ‍‍​‍ ​‍ ‌‍ ​​‍ ‌‌‍​‌‌‍ ‍‌‍‌​​‍ ‌‌ ​‍​‍ ‌‌‍‍​‌‍ ‌ ‌​‌‍‌‌‌‍ ​‌ ​ ​‍ ‌‌ ​ ‌ ‌​‌ ‌‌‌‍‌​‌‍‍‌‌‍ ​‍ ‍‌ ‌‍‌‍‌‌‌ ​‍‌‍​ ‌‍‌‌‌‍ ​​‍ ‍‌‍​‌‌ ​​‌ ​​​‍ ‌‍‍‌‌‍ ‍‌ ‌​‌‍‌‌‌‍ ‍‌ ‌​​‍ ‌‍‌‌‌‍‌​‌‍‍‌‌ ‌​​‍ ‌‍ ‌‌‍ ‌‍‌​‌‍‌‌​ ‌‌ ​​‌ ​‍‌‍‌‌‌ ​ ‌‍‌‌‌‍ ‍‌ ‌​‌‍​‌‌ ‌​‌‍‍‌‌‍ ‌‍ ‍​ ‍ ‌‍‍‌‌‍‌​​ ‌‌‍​‍‌‍‌‌‌‍​‍‌‍​ ​ ​​‌‍​ ​ ‌ ​ ‍‌​‍ ‌‌‍​‍‌‍​‌​ ‍‌​ ‌ ​‍ ‌​ ‌​​ ‌‌​ ​​​ ​‍​‍ ‌‌‍​‍​ ‌‌​ ‌​​ ‍​​‍ ‌​ ‍‌‌‍‌‌‌‍‌‌​ ​ ‌‍‌​​ ‌‌​ ‌ ​ ‌​‌‍‌‌‌‍​‌‌‍​‍​ ​‌​ ‍ ‌ ‌​‌ ‍‌‌ ​​‌‍‌‌​ ‌‌‍‍​‌‍ ‌ ‌​‌‍‌‌‌‍ ​‌‌​ ‌‍‍‌‌ ‌​‌‍‌‌‌‌​​‌‍​‌‌‍‌ ‌‍‌‌​ ‍ ‌ ​​‌‍​‌‌ ‌​‌‍‍​​ ‌‌ ​​‌‍​‌‌‍‌ ‌‍‌‌‌​​‍‌ ‌‌‌‍‍‌‌‍ ​‌‍‌​‌‍‌‌‌ ​‍​‍‌‌​ ‌‌‌​​‍‌‌ ‌‍‍ ‌‍‌‌‌ ‍‌​‍‌‌​ ​ ‌​‌​​‍‌‌​ ​ ‌​‌​​‍‌‌​ ​‍​ ​‍​ ‍​​ ‍​​ ‌‌​ ‌ ​ ‌‍‌‍​‍​ ‌​​ ‌‍​ ‌‍‌‍‌‍​ ‌‌‌‍‌​​‍‌‌​ ​‍​ ​‍​‍‌‌​ ‌‌‌​‌​​‍ ‍‌‍‌‍‌‍​‌‌ ​‌‌‌​ ‌‍‌‌‌‍​ ‌ ‌​‌‍‍‌‌‍ ‌‍ ‍‌ ​ ​‍‌‌​ ‌‌‌​​‍‌‌ ‌‍‍ ‌‍‌‌‌ ‍‌​‍‌‌​ ​ ‌​‌​​‍‌‌​ ​ ‌​‌​​‍‌‌​ ​‍​ ​‍​ ​‍​ ​​​ ‌​​ ‌​‌‍‌‍‌‍​ ​ ​​‌‍‌‍​ ‍‌​ ‍​‌‍‌‌​ ​‍​‍‌‌​ ​‍​ ​‍​‍‌‌​ ‌‌‌​‌​​‍ ‍‌ ​ ‌‍‌‌‌‍​ ‌ ‌​‌‍‍‌‌‍ ‌‍ ‍‌‌‌​‌‍‍‌‌ ‌​‌‍ ​‌‍‌‌​ ‌‍​‍‌‍​‌‌ ​ ‌‍‌‌‌‌‌‌‌ ​‍‌‍ ​​ ‌‌‍‍​‌ ‌​‌ ‌​‌ ​​‌ ​ ​‍‌‌​ ​ ‌​​‌​‍‌‌​ ​‍‌​‌‍​‍‌‌​ ​‍‌​‌‍‌‍ ​​‍ ‌‌‍​‌‌‍ ‍‌‍‌​​‍ ‌‌ ​‍​‍ ‌‌‍‍​‌‍ ‌ ‌​‌‍‌‌‌‍ ​‌ ​ ​‍ ‌‌ ​ ‌ ‌​‌ ‌‌‌‍‌​‌‍‍‌‌‍ ​‍ ‍‌ ‌‍‌‍‌‌‌ ​‍‌‍​ ‌‍‌‌‌‍ ​​‍ ‍‌‍​‌‌ ​​‌ ​​​‍‌‍‌‍‍‌‌‍‌​​ ‌‌‍​‍‌‍‌‌‌‍​‍‌‍​ ​ ​​‌‍​ ​ ‌ ​ ‍‌​‍ ‌‌‍​‍‌‍​‌​ ‍‌​ ‌ ​‍ ‌​ ‌​​ ‌‌​ ​​​ ​‍​‍ ‌‌‍​‍​ ‌‌​ ‌​​ ‍​​‍ ‌​ ‍‌‌‍‌‌‌‍‌‌​ ​ ‌‍‌​​ ‌‌​ ‌ ​ ‌​‌‍‌‌‌‍​‌‌‍​‍​ ​‌​‍‌‍‌ ‌​‌ ‍‌‌ ​​‌‍‌‌​ ‌‌‍‍​‌‍ ‌ ‌​‌‍‌‌‌‍ ​‌‌​ ‌‍‍‌‌ ‌​‌‍‌‌‌‌​​‌‍​‌‌‍‌ ‌‍‌‌​‍‌‍‌ ​​‌‍​‌‌ ‌​‌‍‍​​ ‌‌ ​​‌‍​‌‌‍‌ ‌‍‌‌‌​​‍‌ ‌‌‌‍‍‌‌‍ ​‌‍‌​‌‍‌‌‌ ​‍​‍‌‌​ ‌‌‌​​‍‌‌ ‌‍‍ ‌‍‌‌‌ ‍‌​‍‌‌​ ​ ‌​‌​​‍‌‌​ ​ ‌​‌​​‍‌‌​ ​‍​ ​‍​ ‍​​ ‍​​ ‌‌​ ‌ ​ ‌‍‌‍​‍​ ‌​​ ‌‍​ ‌‍‌‍‌‍​ ‌‌‌‍‌​​‍‌‌​ ​‍​ ​‍​‍‌‌​ ‌‌‌​‌​​‍ ‍‌‍‌‍‌‍​‌‌ ​‌‌‌​ ‌‍‌‌‌‍​ ‌ ‌​‌‍‍‌‌‍ ‌‍ ‍‌ ​ ​‍‌‌​ ‌‌‌​​‍‌‌ ‌‍‍ ‌‍‌‌‌ ‍‌​‍‌‌​ ​ ‌​‌​​‍‌‌​ ​ ‌​‌​​‍‌‌​ ​‍​ ​‍​ ​‍​ ​​​ ‌​​ ‌​‌‍‌‍‌‍​ ​ ​​‌‍‌‍​ ‍‌​ ‍​‌‍‌‌​ ​‍​‍‌‌​ ​‍​ ​‍​‍‌‌​ ‌‌‌​‌​​‍ ‍‌ ​ ‌‍‌‌‌‍​ ‌ ‌​‌‍‍‌‌‍ ‌‍ ‍‌‌‌​‌‍‍‌‌ ‌​‌‍ ​‌‍‌‌​‍‌‍‌ ​​‌‍‌‌‌ ​‍‌ ​ ‌ ​​‌‍‌‌‌‍​ ‌ ‌​‌‍‍‌‌ ‌‍‌‍‌‌​ ‌‌ ​​‌ ‌‌‌‍​‍‌‍ ​‌‍‍‌‌ ​ ‌‍‍​‌‍‌‌‌‍‌​​‍​‍‌ ‌
¿A qué hora es el check-in y el check-out?​​​​‌ ‍ ​‍​‍‌‍ ‌ ​‍‌‍‍‌‌‍‌ ‌‍‍‌‌‍ ‍​‍​‍​ ‍‍​‍​‍‌ ​ ‌‍​‌‌‍ ‍‌‍‍‌‌ ‌​‌ ‍‌​‍ ‍‌‍‍‌‌‍ ​‍​‍​‍ ​​‍​‍‌‍‍​‌ ​‍‌‍‌‌‌‍‌‍​‍​‍​ ‍‍​‍​‍‌‍‍​‌ ‌​‌ ‌​‌ ​​‌ ​ ​ ‍‍​‍ ​‍ ‌‍ ​​‍ ‌‌‍​‌‌‍ ‍‌‍‌​​‍ ‌‌ ​‍​‍ ‌‌‍‍​‌‍ ‌ ‌​‌‍‌‌‌‍ ​‌ ​ ​‍ ‌‌ ​ ‌ ‌​‌ ‌‌‌‍‌​‌‍‍‌‌‍ ​‍ ‍‌ ‌‍‌‍‌‌‌ ​‍‌‍​ ‌‍‌‌‌‍ ​​‍ ‍‌‍​‌‌ ​​‌ ​​​‍ ‌‍‍‌‌‍ ‍‌ ‌​‌‍‌‌‌‍ ‍‌ ‌​​‍ ‌‍‌‌‌‍‌​‌‍‍‌‌ ‌​​‍ ‌‍ ‌‌‍ ‌‍‌​‌‍‌‌​ ‌‌ ​​‌ ​‍‌‍‌‌‌ ​ ‌‍‌‌‌‍ ‍‌ ‌​‌‍​‌‌ ‌​‌‍‍‌‌‍ ‌‍ ‍​ ‍ ‌‍‍‌‌‍‌​​ ‌​ ‌​‌‍‌​​ ‌‌​ ‍​‌‍‌​‌‍​‌​ ​​​ ‌​​‍ ‌‌‍‌‍​ ‍​​ ‌​​ ‌‌​‍ ‌​ ‌​​ ‌‌‌‍​‍​ ‌​​‍ ‌‌‍​‍​ ‍​‌‍​‌​ ​​​‍ ‌‌‍‌‌‌‍‌‍‌‍​‍​ ‌ ​ ‌‌​ ‌​‌‍​‍​ ‌ ‌‍​ ‌‍​‍‌‍​ ‌‍‌​​ ‍ ‌ ‌​‌ ‍‌‌ ​​‌‍‌‌​ ‌‌‍‍​‌‍ ‌ ‌​‌‍‌‌‌‍ ​‌​‌‍‌‍​‌‌ ​‌​ ‍ ‌ ​​‌‍​‌‌ ‌​‌‍‍​​ ‌‌ ​‌‌ ‌‌‌‍‌‌‌ ​ ‌ ‌​‌‍‍‌‌‍ ‌‍ ‍​ ‌‍​‍‌‍​‌‌ ​ ‌‍‌‌‌‌‌‌‌ ​‍‌‍ ​​ ‌‌‍‍​‌ ‌​‌ ‌​‌ ​​‌ ​ ​‍‌‌​ ​ ‌​​‌​‍‌‌​ ​‍‌​‌‍​‍‌‌​ ​‍‌​‌‍‌‍ ​​‍ ‌‌‍​‌‌‍ ‍‌‍‌​​‍ ‌‌ ​‍​‍ ‌‌‍‍​‌‍ ‌ ‌​‌‍‌‌‌‍ ​‌ ​ ​‍ ‌‌ ​ ‌ ‌​‌ ‌‌‌‍‌​‌‍‍‌‌‍ ​‍ ‍‌ ‌‍‌‍‌‌‌ ​‍‌‍​ ‌‍‌‌‌‍ ​​‍ ‍‌‍​‌‌ ​​‌ ​​​‍‌‍‌‍‍‌‌‍‌​​ ‌​ ‌​‌‍‌​​ ‌‌​ ‍​‌‍‌​‌‍​‌​ ​​​ ‌​​‍ ‌‌‍‌‍​ ‍​​ ‌​​ ‌‌​‍ ‌​ ‌​​ ‌‌‌‍​‍​ ‌​​‍ ‌‌‍​‍​ ‍​‌‍​‌​ ​​​‍ ‌‌‍‌‌‌‍‌‍‌‍​‍​ ‌ ​ ‌‌​ ‌​‌‍​‍​ ‌ ‌‍​ ‌‍​‍‌‍​ ‌‍‌​​‍‌‍‌ ‌​‌ ‍‌‌ ​​‌‍‌‌​ ‌‌‍‍​‌‍ ‌ ‌​‌‍‌‌‌‍ ​‌​‌‍‌‍​‌‌ ​‌​‍‌‍‌ ​​‌‍​‌‌ ‌​‌‍‍​​ ‌‌ ​‌‌ ‌‌‌‍‌‌‌ ​ ‌ ‌​‌‍‍‌‌‍ ‌‍ ‍​‍‌‍‌ ​​‌‍‌‌‌ ​‍‌ ​ ‌ ​​‌‍‌‌‌‍​ ‌ ‌​‌‍‍‌‌ ‌‍‌‍‌‌​ ‌‌ ​​‌ ‌‌‌‍​‍‌‍ ​‌‍‍‌‌ ​ ‌‍‍​‌‍‌‌‌‍‌​​‍​‍‌ ‌
El check-in es a partir de las 15:00 y el check-out es hasta las
12:00. El check-in temprano y el check-out tardío se pueden
organizar según disponibilidad; por favor, contacta con el equipo de
Guest Relations con antelación.​​​​‌ ‍ ​‍​‍‌‍ ‌ ​‍‌‍‍‌‌‍‌ ‌‍‍‌‌‍ ‍​‍​‍​ ‍‍​‍​‍‌ ​ ‌‍​‌‌‍ ‍‌‍‍‌‌ ‌​‌ ‍‌​‍ ‍‌‍‍‌‌‍ ​‍​‍​‍ ​​‍​‍‌‍‍​‌ ​‍‌‍‌‌‌‍‌‍​‍​‍​ ‍‍​‍​‍‌‍‍​‌ ‌​‌ ‌​‌ ​​‌ ​ ​ ‍‍​‍ ​‍ ‌‍ ​​‍ ‌‌‍​‌‌‍ ‍‌‍‌​​‍ ‌‌ ​‍​‍ ‌‌‍‍​‌‍ ‌ ‌​‌‍‌‌‌‍ ​‌ ​ ​‍ ‌‌ ​ ‌ ‌​‌ ‌‌‌‍‌​‌‍‍‌‌‍ ​‍ ‍‌ ‌‍‌‍‌‌‌ ​‍‌‍​ ‌‍‌‌‌‍ ​​‍ ‍‌‍​‌‌ ​​‌ ​​​‍ ‌‍‍‌‌‍ ‍‌ ‌​‌‍‌‌‌‍ ‍‌ ‌​​‍ ‌‍‌‌‌‍‌​‌‍‍‌‌ ‌​​‍ ‌‍ ‌‌‍ ‌‍‌​‌‍‌‌​ ‌‌ ​​‌ ​‍‌‍‌‌‌ ​ ‌‍‌‌‌‍ ‍‌ ‌​‌‍​‌‌ ‌​‌‍‍‌‌‍ ‌‍ ‍​ ‍ ‌‍‍‌‌‍‌​​ ‌​ ‌​‌‍‌​​ ‌‌​ ‍​‌‍‌​‌‍​‌​ ​​​ ‌​​‍ ‌‌‍‌‍​ ‍​​ ‌​​ ‌‌​‍ ‌​ ‌​​ ‌‌‌‍​‍​ ‌​​‍ ‌‌‍​‍​ ‍​‌‍​‌​ ​​​‍ ‌‌‍‌‌‌‍‌‍‌‍​‍​ ‌ ​ ‌‌​ ‌​‌‍​‍​ ‌ ‌‍​ ‌‍​‍‌‍​ ‌‍‌​​ ‍ ‌ ‌​‌ ‍‌‌ ​​‌‍‌‌​ ‌‌‍‍​‌‍ ‌ ‌​‌‍‌‌‌‍ ​‌​‌‍‌‍​‌‌ ​‌​ ‍ ‌ ​​‌‍​‌‌ ‌​‌‍‍​​ ‌‌‍​‌‌‍ ‍‌ ​ ‌ ‌ ‌‍‌‌‌ ​‍​‍‌‌​ ‌‌‌​​‍‌‌ ‌‍‍ ‌‍‌‌‌ ‍‌​‍‌‌​ ​ ‌​‌​​‍‌‌​ ​ ‌​‌​​‍‌‌​ ​‍​ ​‍‌‍​‍​ ‌​‌‍​ ​ ‌​​ ‍‌​ ​‍​ ‌​‌‍​‍‌‍​‍​ ‌‍​ ‌​​ ​‍​‍‌‌​ ​‍​ ​‍​‍‌‌​ ‌‌‌​‌​​‍ ‍‌‍​ ‌‍‍​‌‍‍‌‌‍ ​‌‍‌​‌ ​‍‌‍‌‌‌‍ ‍​‍‌‌​ ‌‌‌​​‍‌‌ ‌‍‍ ‌‍‌‌‌ ‍‌​‍‌‌​ ​ ‌​‌​​‍‌‌​ ​ ‌​‌​​‍‌‌​ ​‍​ ​‍​ ‌​​ ‌​​ ‌​‌‍​‍‌‍‌‍​ ​‍​ ‌‍‌‍​‍​ ‍‌​ ‌​​ ‍​​ ‌‍​‍‌‌​ ​‍​ ​‍​‍‌‌​ ‌‌‌​‌​​‍ ‍‌ ‌​‌‍‌‌‌ ‍​‌ ‌​​ ‌‍​‍‌‍​‌‌ ​ ‌‍‌‌‌‌‌‌‌ ​‍‌‍ ​​ ‌‌‍‍​‌ ‌​‌ ‌​‌ ​​‌ ​ ​‍‌‌​ ​ ‌​​‌​‍‌‌​ ​‍‌​‌‍​‍‌‌​ ​‍‌​‌‍‌‍ ​​‍ ‌‌‍​‌‌‍ ‍‌‍‌​​‍ ‌‌ ​‍​‍ ‌‌‍‍​‌‍ ‌ ‌​‌‍‌‌‌‍ ​‌ ​ ​‍ ‌‌ ​ ‌ ‌​‌ ‌‌‌‍‌​‌‍‍‌‌‍ ​‍ ‍‌ ‌‍‌‍‌‌‌ ​‍‌‍​ ‌‍‌‌‌‍ ​​‍ ‍‌‍​‌‌ ​​‌ ​​​‍‌‍‌‍‍‌‌‍‌​​ ‌​ ‌​‌‍‌​​ ‌‌​ ‍​‌‍‌​‌‍​‌​ ​​​ ‌​​‍ ‌‌‍‌‍​ ‍​​ ‌​​ ‌‌​‍ ‌​ ‌​​ ‌‌‌‍​‍​ ‌​​‍ ‌‌‍​‍​ ‍​‌‍​‌​ ​​​‍ ‌‌‍‌‌‌‍‌‍‌‍​‍​ ‌ ​ ‌‌​ ‌​‌‍​‍​ ‌ ‌‍​ ‌‍​‍‌‍​ ‌‍‌​​‍‌‍‌ ‌​‌ ‍‌‌ ​​‌‍‌‌​ ‌‌‍‍​‌‍ ‌ ‌​‌‍‌‌‌‍ ​‌​‌‍‌‍​‌‌ ​‌​‍‌‍‌ ​​‌‍​‌‌ ‌​‌‍‍​​ ‌‌‍​‌‌‍ ‍‌ ​ ‌ ‌ ‌‍‌‌‌ ​‍​‍‌‌​ ‌‌‌​​‍‌‌ ‌‍‍ ‌‍‌‌‌ ‍‌​‍‌‌​ ​ ‌​‌​​‍‌‌​ ​ ‌​‌​​‍‌‌​ ​‍​ ​‍‌‍​‍​ ‌​‌‍​ ​ ‌​​ ‍‌​ ​‍​ ‌​‌‍​‍‌‍​‍​ ‌‍​ ‌​​ ​‍​‍‌‌​ ​‍​ ​‍​‍‌‌​ ‌‌‌​‌​​‍ ‍‌‍​ ‌‍‍​‌‍‍‌‌‍ ​‌‍‌​‌ ​‍‌‍‌‌‌‍ ‍​‍‌‌​ ‌‌‌​​‍‌‌ ‌‍‍ ‌‍‌‌‌ ‍‌​‍‌‌​ ​ ‌​‌​​‍‌‌​ ​ ‌​‌​​‍‌‌​ ​‍​ ​‍​ ‌​​ ‌​​ ‌​‌‍​‍‌‍‌‍​ ​‍​ ‌‍‌‍​‍​ ‍‌​ ‌​​ ‍​​ ‌‍​‍‌‌​ ​‍​ ​‍​‍‌‌​ ‌‌‌​‌​​‍ ‍‌ ‌​‌‍‌‌‌ ‍​‌ ‌​​‍‌‍‌ ​​‌‍‌‌‌ ​‍‌ ​ ‌ ​​‌‍‌‌‌‍​ ‌ ‌​‌‍‍‌‌ ‌‍‌‍‌‌​ ‌‌ ​​‌ ‌‌‌‍​‍‌‍ ​‌‍‍‌‌ ​ ‌‍‍​‌‍‌‌‌‍‌​​‍​‍‌ ‌
¿Hay opción de early check-in o late check-out?​​​​‌ ‍ ​‍​‍‌‍ ‌ ​‍‌‍‍‌‌‍‌ ‌‍‍‌‌‍ ‍​‍​‍​ ‍‍​‍​‍‌ ​ ‌‍​‌‌‍ ‍‌‍‍‌‌ ‌​‌ ‍‌​‍ ‍‌‍‍‌‌‍ ​‍​‍​‍ ​​‍​‍‌‍‍​‌ ​‍‌‍‌‌‌‍‌‍​‍​‍​ ‍‍​‍​‍‌‍‍​‌ ‌​‌ ‌​‌ ​​‌ ​ ​ ‍‍​‍ ​‍ ‌‍ ​​‍ ‌‌‍​‌‌‍ ‍‌‍‌​​‍ ‌‌ ​‍​‍ ‌‌‍‍​‌‍ ‌ ‌​‌‍‌‌‌‍ ​‌ ​ ​‍ ‌‌ ​ ‌ ‌​‌ ‌‌‌‍‌​‌‍‍‌‌‍ ​‍ ‍‌ ‌‍‌‍‌‌‌ ​‍‌‍​ ‌‍‌‌‌‍ ​​‍ ‍‌‍​‌‌ ​​‌ ​​​‍ ‌‍‍‌‌‍ ‍‌ ‌​‌‍‌‌‌‍ ‍‌ ‌​​‍ ‌‍‌‌‌‍‌​‌‍‍‌‌ ‌​​‍ ‌‍ ‌‌‍ ‌‍‌​‌‍‌‌​ ‌‌ ​​‌ ​‍‌‍‌‌‌ ​ ‌‍‌‌‌‍ ‍‌ ‌​‌‍​‌‌ ‌​‌‍‍‌‌‍ ‌‍ ‍​ ‍ ‌‍‍‌‌‍‌​​ ‌‌‍‌​​ ​‌​ ​‌​ ‌‌​ ​​​ ‌​‌‍​‍​ ​​​‍ ‌​ ‍‌‌‍‌​​ ‌​​ ‍​​‍ ‌​ ‌​‌‍‌​‌‍​ ‌‍‌​​‍ ‌​ ‍‌​ ​​​ ​‌​ ​‍​‍ ‌‌‍‌‌​ ‍‌‌‍‌‌​ ‌‌​ ‌‌‌‍​‍​ ‌‌‌‍​ ​ ‍​​ ‍​​ ​‍‌‍​‍​ ‍ ‌ ‌​‌ ‍‌‌ ​​‌‍‌‌​ ‌‌‍‍​‌‍ ‌ ‌​‌‍‌‌‌‍ ​‌​‌‍‌‍​‌‌ ​‌​ ‍ ‌ ​​‌‍​‌‌ ‌​‌‍‍​​ ‌‌ ​‌‌ ‌‌‌‍‌‌‌ ​ ‌ ‌​‌‍‍‌‌‍ ‌‍ ‍​ ‌‍​‍‌‍​‌‌ ​ ‌‍‌‌‌‌‌‌‌ ​‍‌‍ ​​ ‌‌‍‍​‌ ‌​‌ ‌​‌ ​​‌ ​ ​‍‌‌​ ​ ‌​​‌​‍‌‌​ ​‍‌​‌‍​‍‌‌​ ​‍‌​‌‍‌‍ ​​‍ ‌‌‍​‌‌‍ ‍‌‍‌​​‍ ‌‌ ​‍​‍ ‌‌‍‍​‌‍ ‌ ‌​‌‍‌‌‌‍ ​‌ ​ ​‍ ‌‌ ​ ‌ ‌​‌ ‌‌‌‍‌​‌‍‍‌‌‍ ​‍ ‍‌ ‌‍‌‍‌‌‌ ​‍‌‍​ ‌‍‌‌‌‍ ​​‍ ‍‌‍​‌‌ ​​‌ ​​​‍‌‍‌‍‍‌‌‍‌​​ ‌‌‍‌​​ ​‌​ ​‌​ ‌‌​ ​​​ ‌​‌‍​‍​ ​​​‍ ‌​ ‍‌‌‍‌​​ ‌​​ ‍​​‍ ‌​ ‌​‌‍‌​‌‍​ ‌‍‌​​‍ ‌​ ‍‌​ ​​​ ​‌​ ​‍​‍ ‌‌‍‌‌​ ‍‌‌‍‌‌​ ‌‌​ ‌‌‌‍​‍​ ‌‌‌‍​ ​ ‍​​ ‍​​ ​‍‌‍​‍​‍‌‍‌ ‌​‌ ‍‌‌ ​​‌‍‌‌​ ‌‌‍‍​‌‍ ‌ ‌​‌‍‌‌‌‍ ​‌​‌‍‌‍​‌‌ ​‌​‍‌‍‌ ​​‌‍​‌‌ ‌​‌‍‍​​ ‌‌ ​‌‌ ‌‌‌‍‌‌‌ ​ ‌ ‌​‌‍‍‌‌‍ ‌‍ ‍​‍‌‍‌ ​​‌‍‌‌‌ ​‍‌ ​ ‌ ​​‌‍‌‌‌‍​ ‌ ‌​‌‍‍‌‌ ‌‍‌‍‌‌​ ‌‌ ​​‌ ‌‌‌‍​‍‌‍ ​‌‍‍‌‌ ​ ‌‍‍​‌‍‌‌‌‍‌​​‍​‍‌ ‌
Sí, el early check-in y el late check-out están sujetos a
disponibilidad. Te recomendamos contactar con nuestro equipo de
Guest Relations con antelación para gestionarlo.​​​​‌ ‍ ​‍​‍‌‍ ‌ ​‍‌‍‍‌‌‍‌ ‌‍‍‌‌‍ ‍​‍​‍​ ‍‍​‍​‍‌ ​ ‌‍​‌‌‍ ‍‌‍‍‌‌ ‌​‌ ‍‌​‍ ‍‌‍‍‌‌‍ ​‍​‍​‍ ​​‍​‍‌‍‍​‌ ​‍‌‍‌‌‌‍‌‍​‍​‍​ ‍‍​‍​‍‌‍‍​‌ ‌​‌ ‌​‌ ​​‌ ​ ​ ‍‍​‍ ​‍ ‌‍ ​​‍ ‌‌‍​‌‌‍ ‍‌‍‌​​‍ ‌‌ ​‍​‍ ‌‌‍‍​‌‍ ‌ ‌​‌‍‌‌‌‍ ​‌ ​ ​‍ ‌‌ ​ ‌ ‌​‌ ‌‌‌‍‌​‌‍‍‌‌‍ ​‍ ‍‌ ‌‍‌‍‌‌‌ ​‍‌‍​ ‌‍‌‌‌‍ ​​‍ ‍‌‍​‌‌ ​​‌ ​​​‍ ‌‍‍‌‌‍ ‍‌ ‌​‌‍‌‌‌‍ ‍‌ ‌​​‍ ‌‍‌‌‌‍‌​‌‍‍‌‌ ‌​​‍ ‌‍ ‌‌‍ ‌‍‌​‌‍‌‌​ ‌‌ ​​‌ ​‍‌‍‌‌‌ ​ ‌‍‌‌‌‍ ‍‌ ‌​‌‍​‌‌ ‌​‌‍‍‌‌‍ ‌‍ ‍​ ‍ ‌‍‍‌‌‍‌​​ ‌‌‍‌​​ ​‌​ ​‌​ ‌‌​ ​​​ ‌​‌‍​‍​ ​​​‍ ‌​ ‍‌‌‍‌​​ ‌​​ ‍​​‍ ‌​ ‌​‌‍‌​‌‍​ ‌‍‌​​‍ ‌​ ‍‌​ ​​​ ​‌​ ​‍​‍ ‌‌‍‌‌​ ‍‌‌‍‌‌​ ‌‌​ ‌‌‌‍​‍​ ‌‌‌‍​ ​ ‍​​ ‍​​ ​‍‌‍​‍​ ‍ ‌ ‌​‌ ‍‌‌ ​​‌‍‌‌​ ‌‌‍‍​‌‍ ‌ ‌​‌‍‌‌‌‍ ​‌​‌‍‌‍​‌‌ ​‌​ ‍ ‌ ​​‌‍​‌‌ ‌​‌‍‍​​ ‌‌‍​‌‌‍ ‍‌ ​ ‌ ‌ ‌‍‌‌‌ ​‍​‍‌‌​ ‌‌‌​​‍‌‌ ‌‍‍ ‌‍‌‌‌ ‍‌​‍‌‌​ ​ ‌​‌​​‍‌‌​ ​ ‌​‌​​‍‌‌​ ​‍​ ​‍​ ​‍​ ‌‍​ ​ ​ ‍‌​ ​ ‌‍‌‍​ ‌​​ ​‍​ ‌​​ ‍​​ ​​‌‍‌‌​‍‌‌​ ​‍​ ​‍​‍‌‌​ ‌‌‌​‌​​‍ ‍‌‍​ ‌‍‍​‌‍‍‌‌‍ ​‌‍‌​‌ ​‍‌‍‌‌‌‍ ‍​‍‌‌​ ‌‌‌​​‍‌‌ ‌‍‍ ‌‍‌‌‌ ‍‌​‍‌‌​ ​ ‌​‌​​‍‌‌​ ​ ‌​‌​​‍‌‌​ ​‍​ ​‍​ ‌‍​ ‌ ‌‍‌​‌‍​ ​ ​ ​ ‍​‌‍‌‍​ ​ ​ ‍​​ ​‍​ ‌‍​ ​​​‍‌‌​ ​‍​ ​‍​‍‌‌​ ‌‌‌​‌​​‍ ‍‌ ‌​‌‍‌‌‌ ‍​‌ ‌​​ ‌‍​‍‌‍​‌‌ ​ ‌‍‌‌‌‌‌‌‌ ​‍‌‍ ​​ ‌‌‍‍​‌ ‌​‌ ‌​‌ ​​‌ ​ ​‍‌‌​ ​ ‌​​‌​‍‌‌​ ​‍‌​‌‍​‍‌‌​ ​‍‌​‌‍‌‍ ​​‍ ‌‌‍​‌‌‍ ‍‌‍‌​​‍ ‌‌ ​‍​‍ ‌‌‍‍​‌‍ ‌ ‌​‌‍‌‌‌‍ ​‌ ​ ​‍ ‌‌ ​ ‌ ‌​‌ ‌‌‌‍‌​‌‍‍‌‌‍ ​‍ ‍‌ ‌‍‌‍‌‌‌ ​‍‌‍​ ‌‍‌‌‌‍ ​​‍ ‍‌‍​‌‌ ​​‌ ​​​‍‌‍‌‍‍‌‌‍‌​​ ‌‌‍‌​​ ​‌​ ​‌​ ‌‌​ ​​​ ‌​‌‍​‍​ ​​​‍ ‌​ ‍‌‌‍‌​​ ‌​​ ‍​​‍ ‌​ ‌​‌‍‌​‌‍​ ‌‍‌​​‍ ‌​ ‍‌​ ​​​ ​‌​ ​‍​‍ ‌‌‍‌‌​ ‍‌‌‍‌‌​ ‌‌​ ‌‌‌‍​‍​ ‌‌‌‍​ ​ ‍​​ ‍​​ ​‍‌‍​‍​‍‌‍‌ ‌​‌ ‍‌‌ ​​‌‍‌‌​ ‌‌‍‍​‌‍ ‌ ‌​‌‍‌‌‌‍ ​‌​‌‍‌‍​‌‌ ​‌​‍‌‍‌ ​​‌‍​‌‌ ‌​‌‍‍​​ ‌‌‍​‌‌‍ ‍‌ ​ ‌ ‌ ‌‍‌‌‌ ​‍​‍‌‌​ ‌‌‌​​‍‌‌ ‌‍‍ ‌‍‌‌‌ ‍‌​‍‌‌​ ​ ‌​‌​​‍‌‌​ ​ ‌​‌​​‍‌‌​ ​‍​ ​‍​ ​‍​ ‌‍​ ​ ​ ‍‌​ ​ ‌‍‌‍​ ‌​​ ​‍​ ‌​​ ‍​​ ​​‌‍‌‌​‍‌‌​ ​‍​ ​‍​‍‌‌​ ‌‌‌​‌​​‍ ‍‌‍​ ‌‍‍​‌‍‍‌‌‍ ​‌‍‌​‌ ​‍‌‍‌‌‌‍ ‍​‍‌‌​ ‌‌‌​​‍‌‌ ‌‍‍ ‌‍‌‌‌ ‍‌​‍‌‌​ ​ ‌​‌​​‍‌‌​ ​ ‌​‌​​‍‌‌​ ​‍​ ​‍​ ‌‍​ ‌ ‌‍‌​‌‍​ ​ ​ ​ ‍​‌‍‌‍​ ​ ​ ‍​​ ​‍​ ‌‍​ ​​​‍‌‌​ ​‍​ ​‍​‍‌‌​ ‌‌‌​‌​​‍ ‍‌ ‌​‌‍‌‌‌ ‍​‌ ‌​​‍‌‍‌ ​​‌‍‌‌‌ ​‍‌ ​ ‌ ​​‌‍‌‌‌‍​ ‌ ‌​‌‍‍‌‌ ‌‍‌‍‌‌​ ‌‌ ​​‌ ‌‌‌‍​‍‌‍ ​‌‍‍‌‌ ​ ‌‍‍​‌‍‌‌‌‍‌​​‍​‍‌ ‌
¿Hay aparcamiento en el hotel?​​​​‌ ‍ ​‍​‍‌‍ ‌ ​‍‌‍‍‌‌‍‌ ‌‍‍‌‌‍ ‍​‍​‍​ ‍‍​‍​‍‌ ​ ‌‍​‌‌‍ ‍‌‍‍‌‌ ‌​‌ ‍‌​‍ ‍‌‍‍‌‌‍ ​‍​‍​‍ ​​‍​‍‌‍‍​‌ ​‍‌‍‌‌‌‍‌‍​‍​‍​ ‍‍​‍​‍‌‍‍​‌ ‌​‌ ‌​‌ ​​‌ ​ ​ ‍‍​‍ ​‍ ‌‍ ​​‍ ‌‌‍​‌‌‍ ‍‌‍‌​​‍ ‌‌ ​‍​‍ ‌‌‍‍​‌‍ ‌ ‌​‌‍‌‌‌‍ ​‌ ​ ​‍ ‌‌ ​ ‌ ‌​‌ ‌‌‌‍‌​‌‍‍‌‌‍ ​‍ ‍‌ ‌‍‌‍‌‌‌ ​‍‌‍​ ‌‍‌‌‌‍ ​​‍ ‍‌‍​‌‌ ​​‌ ​​​‍ ‌‍‍‌‌‍ ‍‌ ‌​‌‍‌‌‌‍ ‍‌ ‌​​‍ ‌‍‌‌‌‍‌​‌‍‍‌‌ ‌​​‍ ‌‍ ‌‌‍ ‌‍‌​‌‍‌‌​ ‌‌ ​​‌ ​‍‌‍‌‌‌ ​ ‌‍‌‌‌‍ ‍‌ ‌​‌‍​‌‌ ‌​‌‍‍‌‌‍ ‌‍ ‍​ ‍ ‌‍‍‌‌‍‌​​ ‌​ ​‍​ ‍‌​ ‌‍‌‍‌​​ ​‍​ ‌‍​ ‌‌‌‍‌‍​‍ ‌‌‍​ ‌‍‌​‌‍​ ‌‍​‍​‍ ‌​ ‌​‌‍​‍​ ​‍​ ‌‍​‍ ‌​ ‍​​ ‌ ​ ‌​‌‍​‍​‍ ‌​ ‌ ​ ‌‌​ ‍‌​ ​ ‌‍​‍​ ​‌​ ​ ​ ​ ​ ​‍‌‍‌‍‌‍‌​​ ‍‌​ ‍ ‌ ‌​‌ ‍‌‌ ​​‌‍‌‌​ ‌‌‍‍​‌‍ ‌ ‌​‌‍‌‌‌‍ ​‌​‌‍‌‍​‌‌ ​‌​ ‍ ‌ ​​‌‍​‌‌ ‌​‌‍‍​​ ‌‌ ​‌‌ ‌‌‌‍‌‌‌ ​ ‌ ‌​‌‍‍‌‌‍ ‌‍ ‍​ ‌‍​‍‌‍​‌‌ ​ ‌‍‌‌‌‌‌‌‌ ​‍‌‍ ​​ ‌‌‍‍​‌ ‌​‌ ‌​‌ ​​‌ ​ ​‍‌‌​ ​ ‌​​‌​‍‌‌​ ​‍‌​‌‍​‍‌‌​ ​‍‌​‌‍‌‍ ​​‍ ‌‌‍​‌‌‍ ‍‌‍‌​​‍ ‌‌ ​‍​‍ ‌‌‍‍​‌‍ ‌ ‌​‌‍‌‌‌‍ ​‌ ​ ​‍ ‌‌ ​ ‌ ‌​‌ ‌‌‌‍‌​‌‍‍‌‌‍ ​‍ ‍‌ ‌‍‌‍‌‌‌ ​‍‌‍​ ‌‍‌‌‌‍ ​​‍ ‍‌‍​‌‌ ​​‌ ​​​‍‌‍‌‍‍‌‌‍‌​​ ‌​ ​‍​ ‍‌​ ‌‍‌‍‌​​ ​‍​ ‌‍​ ‌‌‌‍‌‍​‍ ‌‌‍​ ‌‍‌​‌‍​ ‌‍​‍​‍ ‌​ ‌​‌‍​‍​ ​‍​ ‌‍​‍ ‌​ ‍​​ ‌ ​ ‌​‌‍​‍​‍ ‌​ ‌ ​ ‌‌​ ‍‌​ ​ ‌‍​‍​ ​‌​ ​ ​ ​ ​ ​‍‌‍‌‍‌‍‌​​ ‍‌​‍‌‍‌ ‌​‌ ‍‌‌ ​​‌‍‌‌​ ‌‌‍‍​‌‍ ‌ ‌​‌‍‌‌‌‍ ​‌​‌‍‌‍​‌‌ ​‌​‍‌‍‌ ​​‌‍​‌‌ ‌​‌‍‍​​ ‌‌ ​‌‌ ‌‌‌‍‌‌‌ ​ ‌ ‌​‌‍‍‌‌‍ ‌‍ ‍​‍‌‍‌ ​​‌‍‌‌‌ ​‍‌ ​ ‌ ​​‌‍‌‌‌‍​ ‌ ‌​‌‍‍‌‌ ‌‍‌‍‌‌​ ‌‌ ​​‌ ‌‌‌‍​‍‌‍ ​‌‍‍‌‌ ​ ‌‍‍​‌‍‌‌‌‍‌​​‍​‍‌ ‌
Sí. Disponemos de aparcamiento en el propio hotel con un coste de
30 € por noche.​​​​‌ ‍ ​‍​‍‌‍ ‌ ​‍‌‍‍‌‌‍‌ ‌‍‍‌‌‍ ‍​‍​‍​ ‍‍​‍​‍‌ ​ ‌‍​‌‌‍ ‍‌‍‍‌‌ ‌​‌ ‍‌​‍ ‍‌‍‍‌‌‍ ​‍​‍​‍ ​​‍​‍‌‍‍​‌ ​‍‌‍‌‌‌‍‌‍​‍​‍​ ‍‍​‍​‍‌‍‍​‌ ‌​‌ ‌​‌ ​​‌ ​ ​ ‍‍​‍ ​‍ ‌‍ ​​‍ ‌‌‍​‌‌‍ ‍‌‍‌​​‍ ‌‌ ​‍​‍ ‌‌‍‍​‌‍ ‌ ‌​‌‍‌‌‌‍ ​‌ ​ ​‍ ‌‌ ​ ‌ ‌​‌ ‌‌‌‍‌​‌‍‍‌‌‍ ​‍ ‍‌ ‌‍‌‍‌‌‌ ​‍‌‍​ ‌‍‌‌‌‍ ​​‍ ‍‌‍​‌‌ ​​‌ ​​​‍ ‌‍‍‌‌‍ ‍‌ ‌​‌‍‌‌‌‍ ‍‌ ‌​​‍ ‌‍‌‌‌‍‌​‌‍‍‌‌ ‌​​‍ ‌‍ ‌‌‍ ‌‍‌​‌‍‌‌​ ‌‌ ​​‌ ​‍‌‍‌‌‌ ​ ‌‍‌‌‌‍ ‍‌ ‌​‌‍​‌‌ ‌​‌‍‍‌‌‍ ‌‍ ‍​ ‍ ‌‍‍‌‌‍‌​​ ‌​ ​‍​ ‍‌​ ‌‍‌‍‌​​ ​‍​ ‌‍​ ‌‌‌‍‌‍​‍ ‌‌‍​ ‌‍‌​‌‍​ ‌‍​‍​‍ ‌​ ‌​‌‍​‍​ ​‍​ ‌‍​‍ ‌​ ‍​​ ‌ ​ ‌​‌‍​‍​‍ ‌​ ‌ ​ ‌‌​ ‍‌​ ​ ‌‍​‍​ ​‌​ ​ ​ ​ ​ ​‍‌‍‌‍‌‍‌​​ ‍‌​ ‍ ‌ ‌​‌ ‍‌‌ ​​‌‍‌‌​ ‌‌‍‍​‌‍ ‌ ‌​‌‍‌‌‌‍ ​‌​‌‍‌‍​‌‌ ​‌​ ‍ ‌ ​​‌‍​‌‌ ‌​‌‍‍​​ ‌‌‍​‌‌‍ ‍‌ ​ ‌ ‌ ‌‍‌‌‌ ​‍​‍‌‌​ ‌‌‌​​‍‌‌ ‌‍‍ ‌‍‌‌‌ ‍‌​‍‌‌​ ​ ‌​‌​​‍‌‌​ ​ ‌​‌​​‍‌‌​ ​‍​ ​‍‌‍‌‌​ ​‍​ ‌‍​ ‍​‌‍‌​‌‍‌‍​ ‌‍‌‍​‌​ ‌​​ ​‍​ ​​​ ‌‍​‍‌‌​ ​‍​ ​‍​‍‌‌​ ‌‌‌​‌​​‍ ‍‌‍​ ‌‍‍​‌‍‍‌‌‍ ​‌‍‌​‌ ​‍‌‍‌‌‌‍ ‍​‍‌‌​ ‌‌‌​​‍‌‌ ‌‍‍ ‌‍‌‌‌ ‍‌​‍‌‌​ ​ ‌​‌​​‍‌‌​ ​ ‌​‌​​‍‌‌​ ​‍​ ​‍​ ​ ‌‍​‌‌‍​‌​ ​‍‌‍‌‍‌‍​ ​ ‍‌‌‍​‍‌‍​‍‌‍​‌​ ‌‍​ ‍‌​‍‌‌​ ​‍​ ​‍​‍‌‌​ ‌‌‌​‌​​‍ ‍‌ ‌​‌‍‌‌‌ ‍​‌ ‌​​ ‌‍​‍‌‍​‌‌ ​ ‌‍‌‌‌‌‌‌‌ ​‍‌‍ ​​ ‌‌‍‍​‌ ‌​‌ ‌​‌ ​​‌ ​ ​‍‌‌​ ​ ‌​​‌​‍‌‌​ ​‍‌​‌‍​‍‌‌​ ​‍‌​‌‍‌‍ ​​‍ ‌‌‍​‌‌‍ ‍‌‍‌​​‍ ‌‌ ​‍​‍ ‌‌‍‍​‌‍ ‌ ‌​‌‍‌‌‌‍ ​‌ ​ ​‍ ‌‌ ​ ‌ ‌​‌ ‌‌‌‍‌​‌‍‍‌‌‍ ​‍ ‍‌ ‌‍‌‍‌‌‌ ​‍‌‍​ ‌‍‌‌‌‍ ​​‍ ‍‌‍​‌‌ ​​‌ ​​​‍‌‍‌‍‍‌‌‍‌​​ ‌​ ​‍​ ‍‌​ ‌‍‌‍‌​​ ​‍​ ‌‍​ ‌‌‌‍‌‍​‍ ‌‌‍​ ‌‍‌​‌‍​ ‌‍​‍​‍ ‌​ ‌​‌‍​‍​ ​‍​ ‌‍​‍ ‌​ ‍​​ ‌ ​ ‌​‌‍​‍​‍ ‌​ ‌ ​ ‌‌​ ‍‌​ ​ ‌‍​‍​ ​‌​ ​ ​ ​ ​ ​‍‌‍‌‍‌‍‌​​ ‍‌​‍‌‍‌ ‌​‌ ‍‌‌ ​​‌‍‌‌​ ‌‌‍‍​‌‍ ‌ ‌​‌‍‌‌‌‍ ​‌​‌‍‌‍​‌‌ ​‌​‍‌‍‌ ​​‌‍​‌‌ ‌​‌‍‍​​ ‌‌‍​‌‌‍ ‍‌ ​ ‌ ‌ ‌‍‌‌‌ ​‍​‍‌‌​ ‌‌‌​​‍‌‌ ‌‍‍ ‌‍‌‌‌ ‍‌​‍‌‌​ ​ ‌​‌​​‍‌‌​ ​ ‌​‌​​‍‌‌​ ​‍​ ​‍‌‍‌‌​ ​‍​ ‌‍​ ‍​‌‍‌​‌‍‌‍​ ‌‍‌‍​‌​ ‌​​ ​‍​ ​​​ ‌‍​‍‌‌​ ​‍​ ​‍​‍‌‌​ ‌‌‌​‌​​‍ ‍‌‍​ ‌‍‍​‌‍‍‌‌‍ ​‌‍‌​‌ ​‍‌‍‌‌‌‍ ‍​‍‌‌​ ‌‌‌​​‍‌‌ ‌‍‍ ‌‍‌‌‌ ‍‌​‍‌‌​ ​ ‌​‌​​‍‌‌​ ​ ‌​‌​​‍‌‌​ ​‍​ ​‍​ ​ ‌‍​‌‌‍​‌​ ​‍‌‍‌‍‌‍​ ​ ‍‌‌‍​‍‌‍​‍‌‍​‌​ ‌‍​ ‍‌​‍‌‌​ ​‍​ ​‍​‍‌‌​ ‌‌‌​‌​​‍ ‍‌ ‌​‌‍‌‌‌ ‍​‌ ‌​​‍‌‍‌ ​​‌‍‌‌‌ ​‍‌ ​ ‌ ​​‌‍‌‌‌‍​ ‌ ‌​‌‍‍‌‌ ‌‍‌‍‌‌​ ‌‌ ​​‌ ‌‌‌‍​‍‌‍ ​‌‍‍‌‌ ​ ‌‍‍​‌‍‌‌‌‍‌​​‍​‍‌ ‌